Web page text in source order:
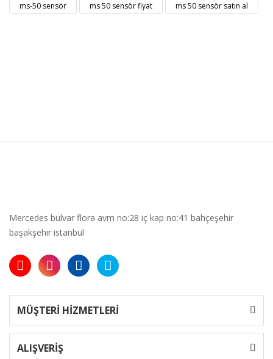
ms-50 sensör
ms 50 sensör fiyat ms 50 sensör satın al
Mercedes bulvar flora avm no:28 iç kap no:41 bahçeşehir
başakşehir istanbul
MÜŞTERİ HİZMETLERİ
ALIŞVERİŞ